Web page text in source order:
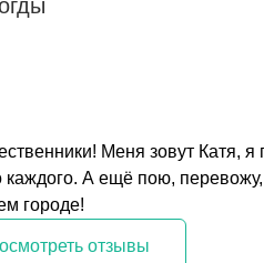
Меня зовут Катя,
каждого. А ещё пою,
городе!
отзывы